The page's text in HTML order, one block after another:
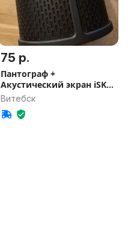
75 р.
Пантограф +
Акустический экран iSK
RF-12
Витебск